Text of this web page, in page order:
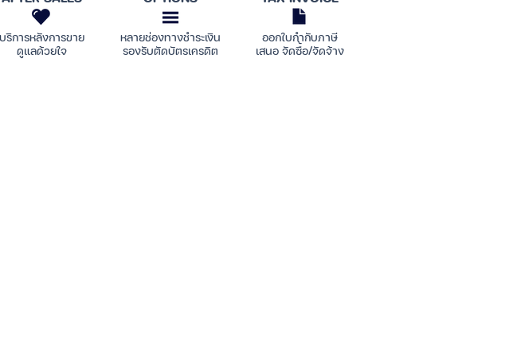
บริการหลังการขาย
ดูแลด้วยใจ
หลายช่องทางชำระเงิน
รองรับตัดบัตรเครดิต
ออกใบกำกับภาษี
เสนอ จัดซื้อ/จัดจ้าง